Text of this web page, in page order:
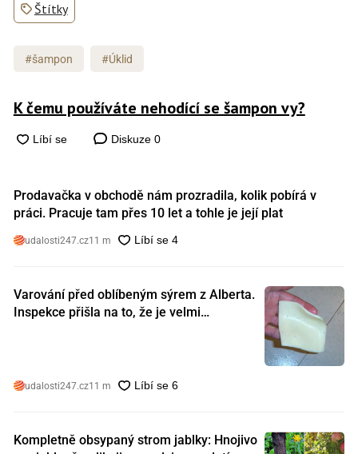
Štítky
#šampon #Úklid
K čemu používáte nehodící se šampon vy?
Diskuze 0
Prodavačka v obchodě nám prozradila, kolik pobírá v
práci. Pracuje tam přes 10 let a tohle je její plat
udalosti247.cz11 m
Varování před oblíbeným sýrem z Alberta.
Inspekce přišla na to, že je velmi
udalosti247.cz11 m
Kompletně obsypaný strom jablky: Hnojivo